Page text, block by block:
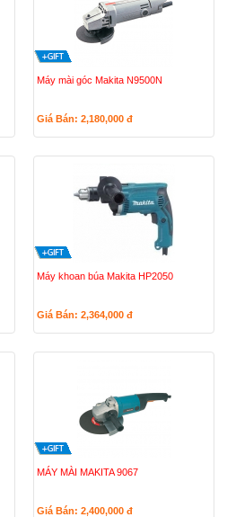
Máy mài góc Makita N9500N
Giá Bán: 2,180,000 đ
Máy khoan búa Makita HP2050
Giá Bán: 2,364,000 đ
MÁY MÀI MAKITA 9067
Giá Bán: 2,400,000 đ